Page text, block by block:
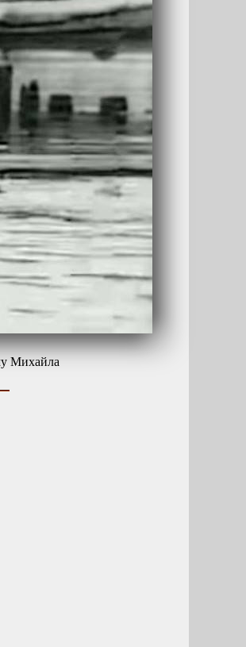
Михайла